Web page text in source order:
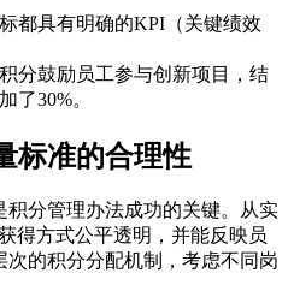
都具有明确的KPI（关键绩效
分鼓励员工参与创新项目，结
了30%。
标准的合理性
分管理办法成功的关键。从实
得方式公平透明，并能反映员
的积分分配机制，考虑不同岗